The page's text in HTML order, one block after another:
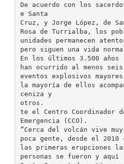
De acuerdo con los
e Santa
Cruz, y Jorge López, de
Rosa de Turrialba, los
unidades permanecen
pero siguen una vida
En los últimos 3.500 años
han ocurrido al menos seis
eventos explosivos
la mayoría de ellos
ceniza y
otros.
te el Centro Coordinador
Emergencia (CCO).
“Cerca del volcán vive muy
poca gente, desde el 2010
las primeras erupciones
personas se fueron y aquí